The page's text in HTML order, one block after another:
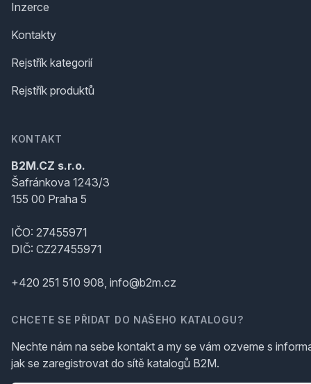
Inzerce
Kontakty
Rejstřík kategorií
Rejstřík produktů
KONTAKT
B2M.CZ s.r.o.
Šafránkova 1243/3
155 00 Praha 5
IČO: 27455971
DIČ: CZ27455971
+420 251 510 908, info@b2m.cz
CHCETE SE PŘIDAT DO NAŠEHO KATALOGU?
Nechte nám na sebe kontakt a my se vám ozveme s
jak se zaregistrovat do sítě katalogů B2M.